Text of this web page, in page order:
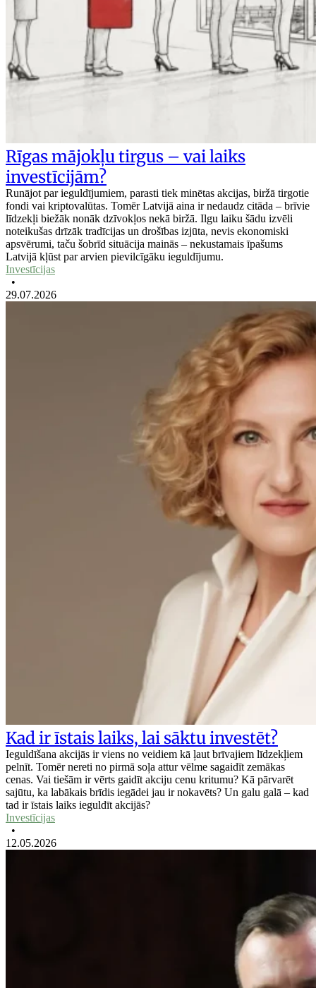
Rīgas mājokļu tirgus – vai laiks
investīcijām?
Runājot par ieguldījumiem, parasti tiek minētas akcijas, biržā tirgotie
fondi vai kriptovalūtas. Tomēr Latvijā aina ir nedaudz citāda – brīvie
līdzekļi biežāk nonāk dzīvokļos nekā biržā. Ilgu laiku šādu izvēli
noteikušas drīzāk tradīcijas un drošības izjūta, nevis ekonomiski
apsvērumi, taču šobrīd situācija mainās – nekustamais īpašums
Latvijā kļūst par arvien pievilcīgāku ieguldījumu.
Investīcijas
•
29.07.2026
Kad ir īstais laiks, lai sāktu investēt?
Ieguldīšana akcijās ir viens no veidiem kā ļaut brīvajiem līdzekļiem
pelnīt. Tomēr nereti no pirmā soļa attur vēlme sagaidīt zemākas
cenas. Vai tiešām ir vērts gaidīt akciju cenu kritumu? Kā pārvarēt
sajūtu, ka labākais brīdis iegādei jau ir nokavēts? Un galu galā – kad
tad ir īstais laiks ieguldīt akcijās?
Investīcijas
•
12.05.2026